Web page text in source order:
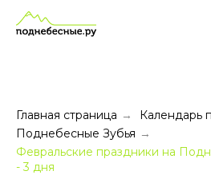
Главная страница → Календарь
Поднебесные Зубья →
Февральские праздники на
- 3 дня